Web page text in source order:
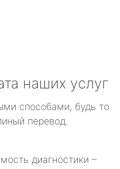
наших услуг
способами, будь то
перевод.
диагностики –